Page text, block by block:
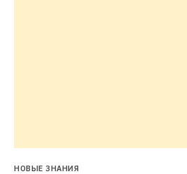
НОВЫЕ ЗНАНИЯ